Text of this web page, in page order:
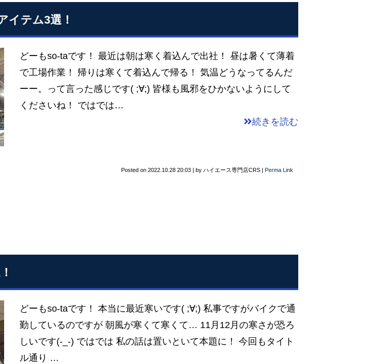
イテム3選！
どーもso-taです！ 最近は朝は寒く着込んで出社！ 昼は暑くて薄着
で工場作業！ 帰りは寒くて着込んで帰る！ 気温どうなってるんだ
ーー。って言った感じです( ;∀;) 皆様も風邪をひかないようにして
くださいね！ ではでは…
続きを読む
Posted on 2022.10.28 20:03 by ハイエース専門店CRS Perma Link
どーもso-taです！ 本当に最近寒いです( ;∀;) 私事ですがバイクで通
勤しているのですが 朝風が寒くて寒くて… 11月12月の寒さが恐ろ
しいです(-_-) ではでは 私の話は置いといて本題に！ 今回もタイト
ル通り …